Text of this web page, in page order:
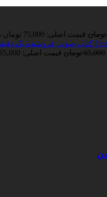
تومان قیمت اصلی: 75,000 تومان بود.
کتاب صوتی فروشنده یک
65,000 تومان قیمت اصلی: 65,000 تومان بود.